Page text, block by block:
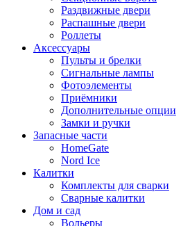
Раздвижные двери
Распашные двери
Роллеты
Аксессуары
Пульты и брелки
Сигнальные лампы
Фотоэлементы
Приёмники
Дополнительные опции
Замки и ручки
Запасные части
HomeGate
Nord Ice
Калитки
Комплекты для сварки
Сварные калитки
Дом и сад
Вольеры